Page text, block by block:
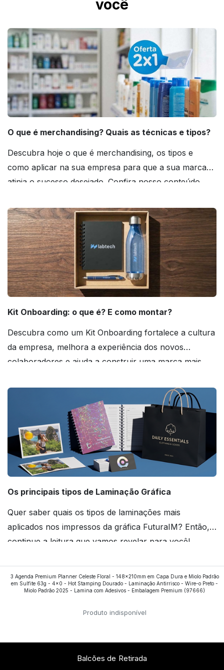
você
O que é merchandising? Quais as técnicas e tipos?
Descubra hoje o que é merchandising, os tipos e
como aplicar na sua empresa para que a sua marca
atinja o sucesso desejado. Confira nosso conteúdo
Kit Onboarding: o que é? E como montar?
Descubra como um Kit Onboarding fortalece a cultura
da empresa, melhora a experiência dos novos
colaboradores e ajuda a construir uma marca mais
Os principais tipos de Laminação Gráfica
Quer saber quais os tipos de laminações mais
aplicados nos impressos da gráfica FuturaIM? Então,
continue a leitura que vamos revelar para você!
3 Agenda Premium Planner Celeste Floral - 148x210mm em Capa Dura e Miolo Padrão
em Sulfite 63g - 4x0 - Hot Stamping Dourado - Laminação Antirrisco - Wire-o Preto -
Miolo Padrão 2025 - Lamina com Adesivos - Embalagem Premium (97666)
Produto indisponível
Balcões de Retirada